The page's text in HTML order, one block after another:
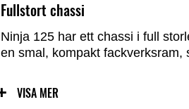
Fullstort chassi
Ninja 125 har ett chassi i full
en smal, kompakt fackverksram,
lätt och smidig hantering – perfekt
förare som vill vänja sig vid att
VISA MER